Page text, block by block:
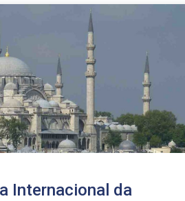
Internacional da